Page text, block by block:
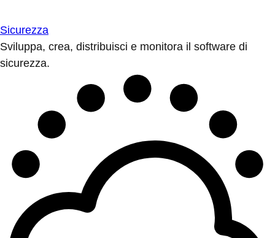
Sicurezza
Sviluppa, crea, distribuisci e monitora il software di
sicurezza.